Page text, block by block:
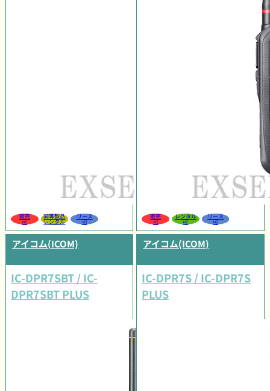
販売
可
同等製品
レンタル
リース
可
販売
可
レンタル
可
リース
可
アイコム(ICOM)
IC-DPR7SBT / IC-
DPR7SBT PLUS
アイコム(ICOM)
IC-DPR7S / IC-DPR7S
PLUS